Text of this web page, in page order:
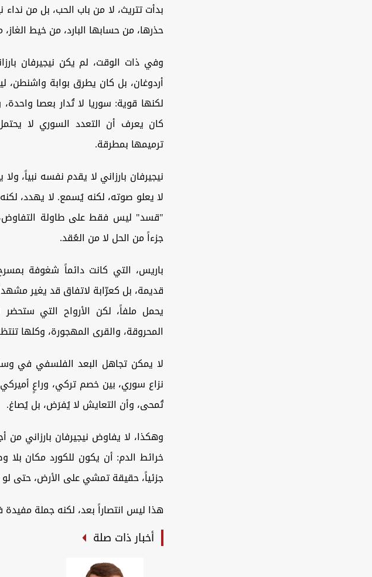
بدأت تتريث، لا من باب الحب، بل من
حذرها، من حسابها البارد، من خيط
وفي ذات الوقت، لم يكن نيجيرفان
أردوغان، بل كان يطرق بوابة واشنطن،
لكنها قوية: سوريا لا تُدار بعصا
كان يعرف أن التعدد السوري لا
ترميمها بمطرقة.
نيجيرفان بارزاني لا يقدم نفسه نبياً،
لا يعلو صوته، لكنه يُسمع. لا يهدد،
"قسد" ليس فقط على طاولة التفاوض،
جزءاً من الحل لا من العُقد.
باريس، التي كانت دائماً شغوفة
قديمة، بل كعرّابة لاتفاق قد يغير
يحمل ملفاً، لكن الأرواح التي ستحضر
المحروقة، والقرى المهجورة، وكلها
لا يمكن تجاهل البعد الفلسفي في
نزاع سوري، بين خصم تركي، وراعٍ
تُمحى، وأن التعايش لا يُفرَض، بل يُصاغ.
وهكذا، لا يفاوض نيجيرفان بارزاني
خرائط الدم: أن يكون للكورد مكان بلا
جزئياً، حقيقة تمشي على الأرض، حتى لو
هذا ليس انتصاراً بعد، لكنه جملة
أخبار ذات صلة